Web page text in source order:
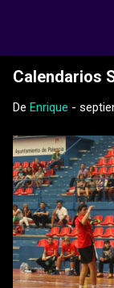
Calendarios
De Enrique -